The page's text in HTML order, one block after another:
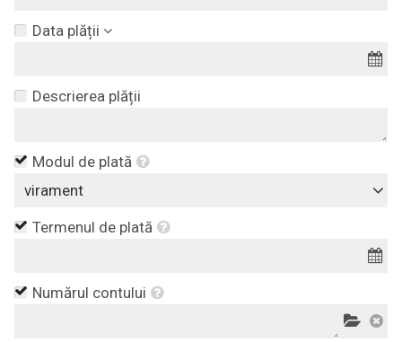
Data plății
Descrierea plății
Modul de plată
virament
Termenul de plată
Numărul contului